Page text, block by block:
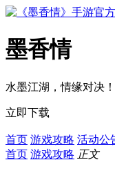
墨香情
水墨江湖，情缘对决！
立即下载
首页 游戏攻略 活动公
首页 游戏攻略 正文